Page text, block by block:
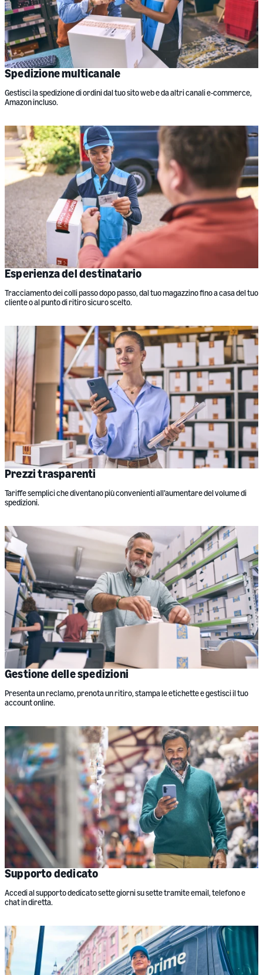
Spedizione multicanale
Gestisci la spedizione di ordini dal tuo sito web e da altri canali e-commerce,
Amazon incluso.
Esperienza del destinatario
Tracciamento dei colli passo dopo passo, dal tuo magazzino fino a casa del tuo
cliente o al punto di ritiro sicuro scelto.
Prezzi trasparenti
Tariffe semplici che diventano più convenienti all’aumentare del volume di
spedizioni.
Gestione delle spedizioni
Presenta un reclamo, prenota un ritiro, stampa le etichette e gestisci il tuo
account online.
Supporto dedicato
Accedi al supporto dedicato sette giorni su sette tramite email, telefono e
chat in diretta.